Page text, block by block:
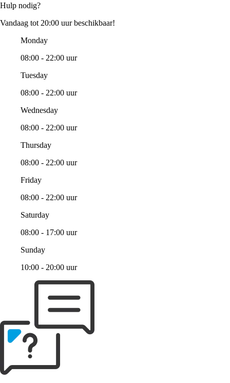
Hulp nodig?
Vandaag tot 20:00 uur beschikbaar!
Monday
08:00 - 22:00 uur
Tuesday
08:00 - 22:00 uur
Wednesday
08:00 - 22:00 uur
Thursday
08:00 - 22:00 uur
Friday
08:00 - 22:00 uur
Saturday
08:00 - 17:00 uur
Sunday
10:00 - 20:00 uur